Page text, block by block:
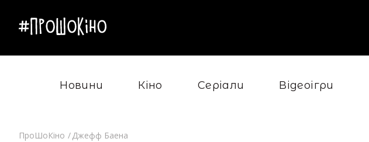
Новини Кіно Серіали Відеоігри
ПроШоКіно Джефф Баена